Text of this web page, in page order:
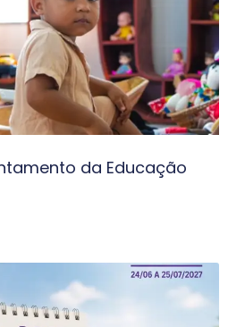
da Educação